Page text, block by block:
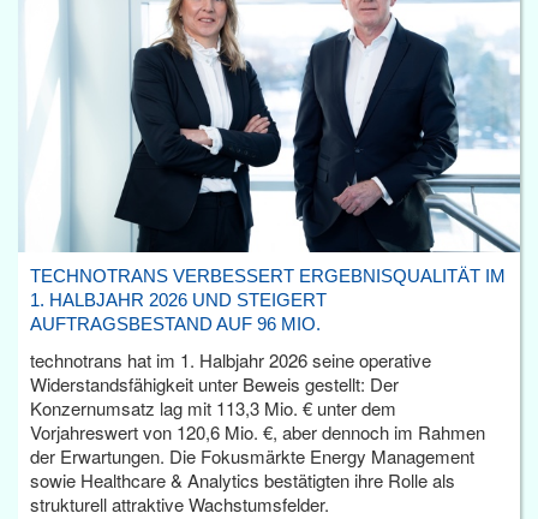
TECHNOTRANS VERBESSERT ERGEBNISQUALITÄT IM
1. HALBJAHR 2026 UND STEIGERT
AUFTRAGSBESTAND AUF 96 MIO.
technotrans hat im 1. Halbjahr 2026 seine operative
Widerstandsfähigkeit unter Beweis gestellt: Der
Konzernumsatz lag mit 113,3 Mio. € unter dem
Vorjahreswert von 120,6 Mio. €, aber dennoch im Rahmen
der Erwartungen. Die Fokusmärkte Energy Management
sowie Healthcare & Analytics bestätigten ihre Rolle als
strukturell attraktive Wachstumsfelder.